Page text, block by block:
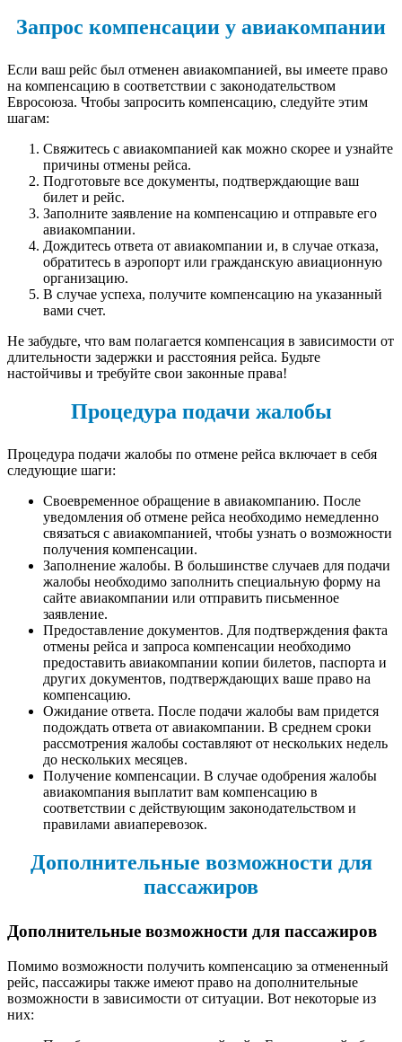
Запрос компенсации у авиакомпании
Если ваш рейс был отменен авиакомпанией, вы имеете право
на компенсацию в соответствии с законодательством
Евросоюза. Чтобы запросить компенсацию, следуйте этим
шагам:
Свяжитесь с авиакомпанией как можно скорее и узнайте
причины отмены рейса.
Подготовьте все документы, подтверждающие ваш
билет и рейс.
Заполните заявление на компенсацию и отправьте его
авиакомпании.
Дождитесь ответа от авиакомпании и, в случае отказа,
обратитесь в аэропорт или гражданскую авиационную
организацию.
В случае успеха, получите компенсацию на указанный
вами счет.
Не забудьте, что вам полагается компенсация в зависимости от
длительности задержки и расстояния рейса. Будьте
настойчивы и требуйте свои законные права!
Процедура подачи жалобы
Процедура подачи жалобы по отмене рейса включает в себя
следующие шаги:
Своевременное обращение в авиакомпанию. После
уведомления об отмене рейса необходимо немедленно
связаться с авиакомпанией, чтобы узнать о возможности
получения компенсации.
Заполнение жалобы. В большинстве случаев для подачи
жалобы необходимо заполнить специальную форму на
сайте авиакомпании или отправить письменное
заявление.
Предоставление документов. Для подтверждения факта
отмены рейса и запроса компенсации необходимо
предоставить авиакомпании копии билетов, паспорта и
других документов, подтверждающих ваше право на
компенсацию.
Ожидание ответа. После подачи жалобы вам придется
подождать ответа от авиакомпании. В среднем сроки
рассмотрения жалобы составляют от нескольких недель
до нескольких месяцев.
Получение компенсации. В случае одобрения жалобы
авиакомпания выплатит вам компенсацию в
соответствии с действующим законодательством и
правилами авиаперевозок.
Дополнительные возможности для
пассажиров
Дополнительные возможности для пассажиров
Помимо возможности получить компенсацию за отмененный
рейс, пассажиры также имеют право на дополнительные
возможности в зависимости от ситуации. Вот некоторые из
них: